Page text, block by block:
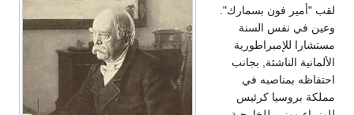
لقب "أمير فون بسمارك".
وعين في نفس السنة
مستشارا للإمبراطورية
الألمانية الناشئة, بجانب
احتفاظه بمناصبه في
مملكة بروسيا كرئيس